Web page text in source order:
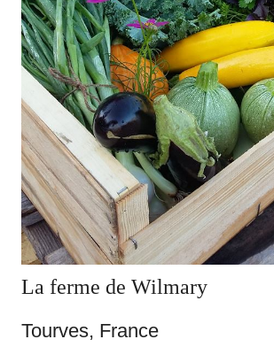
La ferme de Wilmary
Tourves, France